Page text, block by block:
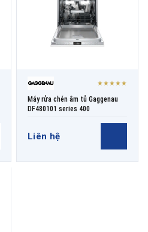
★★★★★
Máy rửa chén âm tủ Gaggenau
DF480101 series 400
Liên hệ